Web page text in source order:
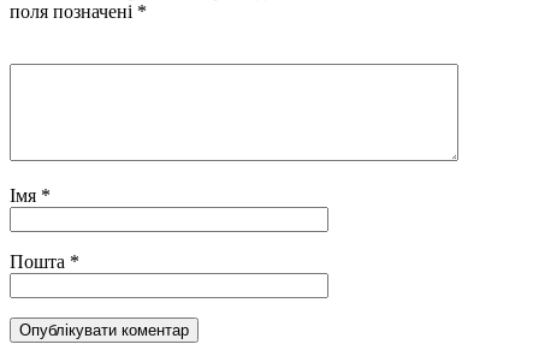
поля позначені *
Імя *
Пошта *